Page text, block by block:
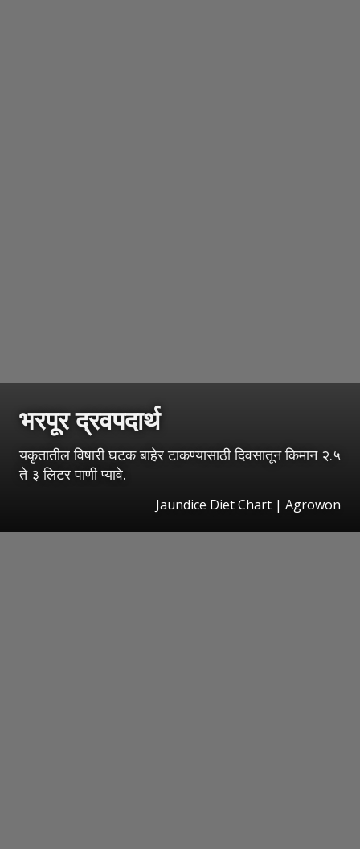
भरपूर द्रवपदार्थ
यकृतातील विषारी घटक बाहेर टाकण्यासाठी दिवसातून किमान २.५
ते ३ लिटर पाणी प्यावे.
Jaundice Diet Chart | Agrowon